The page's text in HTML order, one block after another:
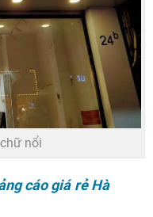
nổi
cáo giá rẻ Hà